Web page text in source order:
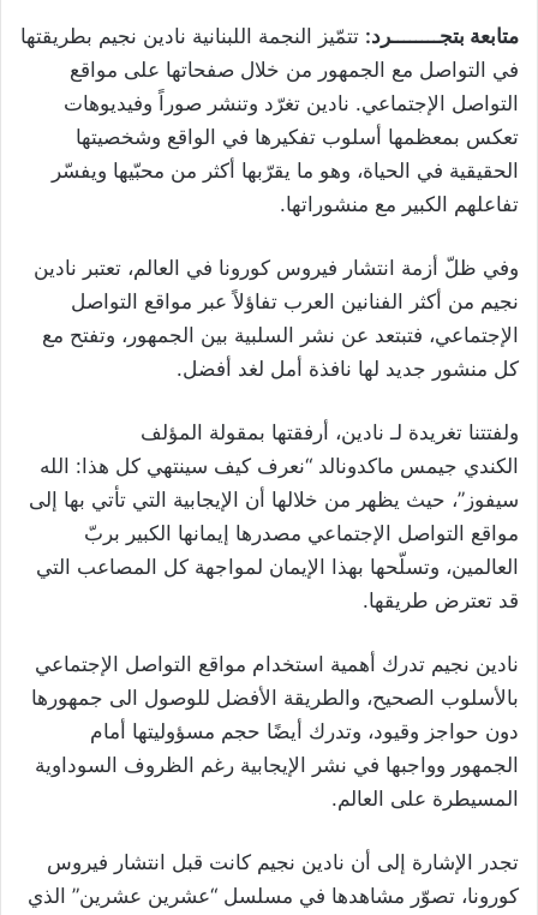
متابعة بتجــــــــرد: تتمّيز النجمة اللبنانية نادين نجيم بطريقتها
في التواصل مع الجمهور من خلال صفحاتها على مواقع
التواصل الإجتماعي. نادين تغرّد وتنشر صوراً وفيديوهات
تعكس بمعظمها أسلوب تفكيرها في الواقع وشخصيتها
الحقيقية في الحياة، وهو ما يقرّبها أكثر من محبّيها ويفسّر
تفاعلهم الكبير مع منشوراتها.
وفي ظلّ أزمة انتشار فيروس كورونا في العالم، تعتبر نادين
نجيم من أكثر الفنانين العرب تفاؤلاً عبر مواقع التواصل
الإجتماعي، فتبتعد عن نشر السلبية بين الجمهور، وتفتح مع
كل منشور جديد لها نافذة أمل لغد أفضل.
ولفتتنا تغريدة لـ نادين، أرفقتها بمقولة المؤلف
الكندي جيمس ماكدونالد “نعرف كيف سينتهي كل هذا: الله
سيفوز”، حيث يظهر من خلالها أن الإيجابية التي تأتي بها إلى
مواقع التواصل الإجتماعي مصدرها إيمانها الكبير بربّ
العالمين، وتسلّحها بهذا الإيمان لمواجهة كل المصاعب التي
قد تعترض طريقها.
نادين نجيم تدرك أهمية استخدام مواقع التواصل الإجتماعي
بالأسلوب الصحيح، والطريقة الأفضل للوصول الى جمهورها
دون حواجز وقيود، وتدرك أيضًا حجم مسؤوليتها أمام
الجمهور وواجبها في نشر الإيجابية رغم الظروف السوداوية
المسيطرة على العالم.
تجدر الإشارة إلى أن نادين نجيم كانت قبل انتشار فيروس
كورونا، تصوّر مشاهدها في مسلسل “عشرين عشرين” الذي